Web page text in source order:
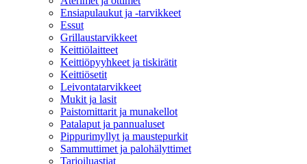
Ensiapulaukut ja -tarvikkeet
Essut
Grillaustarvikkeet
Keittiölaitteet
Keittiöpyyhkeet ja tiskirätit
Keittiösetit
Leivontatarvikkeet
Mukit ja lasit
Paistomittarit ja munakellot
Patalaput ja pannualuset
Pippurimyllyt ja maustepurkit
Sammuttimet ja palohälyttimet
Tarjoiluastiat